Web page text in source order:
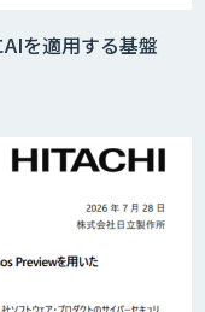
チャット
を適用する基盤